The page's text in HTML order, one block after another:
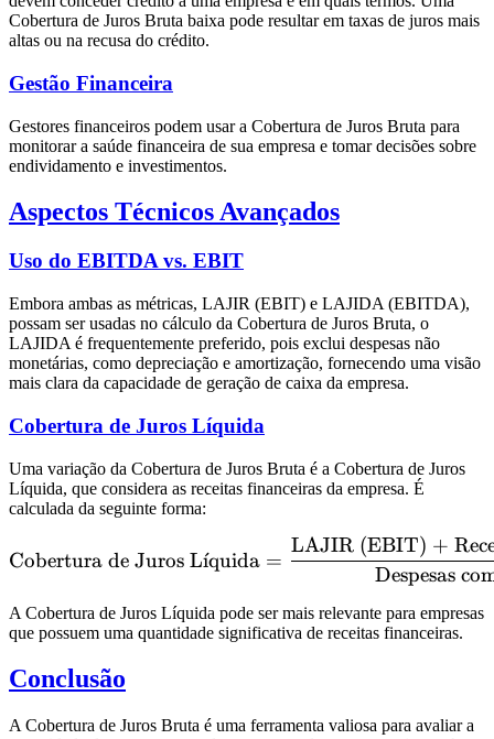
Cobertura de Juros Bruta baixa pode resultar em taxas de juros mais
altas ou na recusa do crédito.
Gestão Financeira
Gestores financeiros podem usar a Cobertura de Juros Bruta para
monitorar a saúde financeira de sua empresa e tomar decisões sobre
endividamento e investimentos.
Aspectos Técnicos Avançados
Uso do EBITDA vs. EBIT
Embora ambas as métricas, LAJIR (EBIT) e LAJIDA (EBITDA),
possam ser usadas no cálculo da Cobertura de Juros Bruta, o
LAJIDA é frequentemente preferido, pois exclui despesas não
monetárias, como depreciação e amortização, fornecendo uma visão
mais clara da capacidade de geração de caixa da empresa.
Cobertura de Juros Líquida
Uma variação da Cobertura de Juros Bruta é a Cobertura de Juros
Líquida, que considera as receitas financeiras da empresa. É
calculada da seguinte forma:
\text{Cobertura de
Cobertura de Juros Lı
ˊquida =
Despesas
LAJIR (EBIT) +
A Cobertura de Juros Líquida pode ser mais relevante para empresas
que possuem uma quantidade significativa de receitas financeiras.
Conclusão
A Cobertura de Juros Bruta é uma ferramenta valiosa para avaliar a